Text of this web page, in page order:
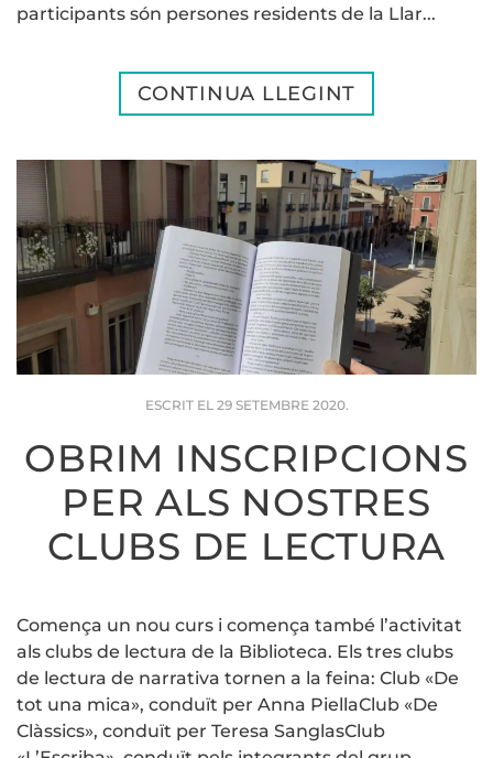
participants són persones residents de la Llar...
CONTINUA LLEGINT
ESCRIT EL 29 SETEMBRE 2020.
OBRIM INSCRIPCIONS
PER ALS NOSTRES
CLUBS DE LECTURA
Comença un nou curs i comença també l’activitat
als clubs de lectura de la Biblioteca. Els tres clubs
de lectura de narrativa tornen a la feina: Club «De
tot una mica», conduït per Anna PiellaClub «De
Clàssics», conduït per Teresa SanglasClub